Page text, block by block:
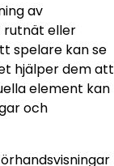
av
rutnät eller
spelare kan se
hjälper dem att
element kan
och